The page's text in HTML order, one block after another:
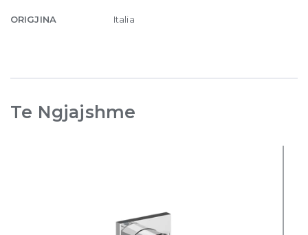
ORIGJINA Italia
Te Ngjajshme